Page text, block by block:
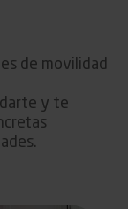
de movilidad
y te